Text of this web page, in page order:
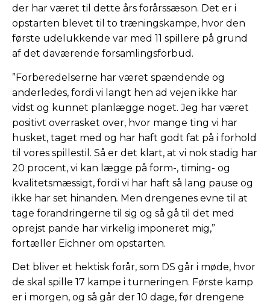
der har været til dette års forårssæson. Det er i
opstarten blevet til to træningskampe, hvor den
første udelukkende var med 11 spillere på grund
af det daværende forsamlingsforbud.
”Forberedelserne har været spændende og
anderledes, fordi vi langt hen ad vejen ikke har
vidst og kunnet planlægge noget. Jeg har været
positivt overrasket over, hvor mange ting vi har
husket, taget med og har haft godt fat på i forhold
til vores spillestil. Så er det klart, at vi nok stadig har
20 procent, vi kan lægge på form-, timing- og
kvalitetsmæssigt, fordi vi har haft så lang pause og
ikke har set hinanden. Men drengenes evne til at
tage forandringerne til sig og så gå til det med
oprejst pande har virkelig imponeret mig,”
fortæller Eichner om opstarten.
Det bliver et hektisk forår, som DS går i møde, hvor
de skal spille 17 kampe i turneringen. Første kamp
er i morgen, og så går der 10 dage, før drengene